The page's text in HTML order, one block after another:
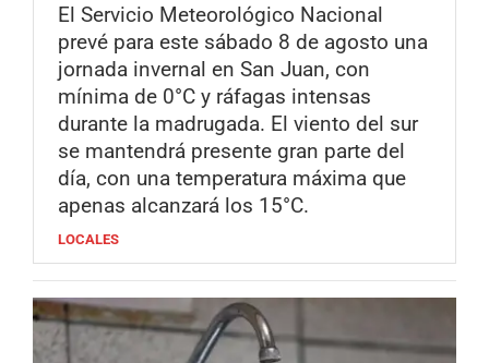
El Servicio Meteorológico Nacional
prevé para este sábado 8 de agosto una
jornada invernal en San Juan, con
mínima de 0°C y ráfagas intensas
durante la madrugada. El viento del sur
se mantendrá presente gran parte del
día, con una temperatura máxima que
apenas alcanzará los 15°C.
LOCALES